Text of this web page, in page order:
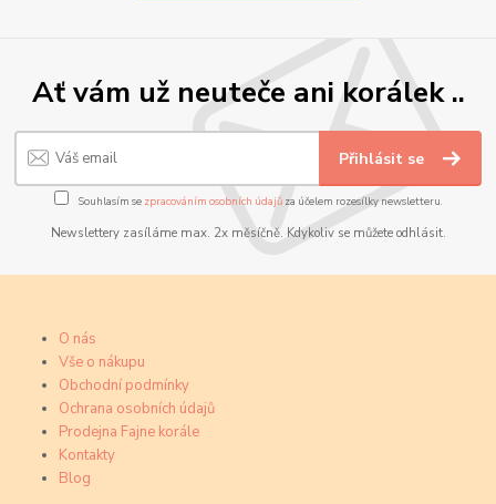
Ať vám už neuteče ani korálek ..
Přihlásit se
Souhlasím se zpracováním osobních údajůza účelem rozesílky newsletteru.
Newslettery zasíláme max. 2x měsíčně. Kdykoliv se můžete odhlásit.
O nás
Vše o nákupu
Obchodní podmínky
Ochrana osobních údajů
Prodejna Fajne korále
Kontakty
Blog